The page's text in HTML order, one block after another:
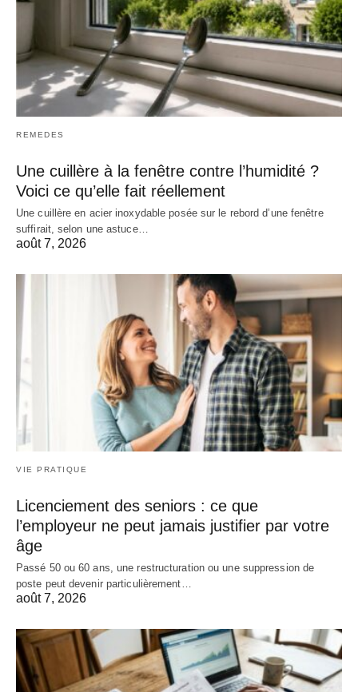
REMEDES
Une cuillère à la fenêtre contre l’humidité ?
Voici ce qu’elle fait réellement
Une cuillère en acier inoxydable posée sur le rebord d’une fenêtre
suffirait, selon une astuce…
août 7, 2026
VIE PRATIQUE
Licenciement des seniors : ce que
l’employeur ne peut jamais justifier par votre
âge
Passé 50 ou 60 ans, une restructuration ou une suppression de
poste peut devenir particulièrement…
août 7, 2026